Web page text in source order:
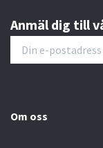
Anmäl dig till
Om oss